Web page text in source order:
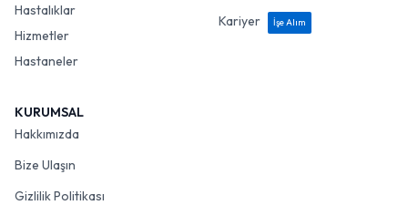
Hastalıklar
Hizmetler
Hastaneler
Kariyer
İşe Alım
KURUMSAL
Hakkımızda
Bize Ulaşın
Gizlilik Politikası